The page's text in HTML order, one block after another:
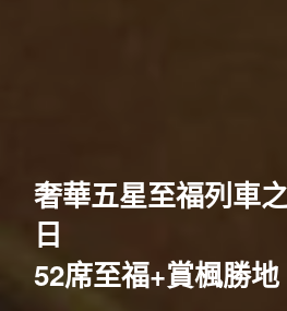
奢華五星至福列車
日
52席至福+賞楓勝地